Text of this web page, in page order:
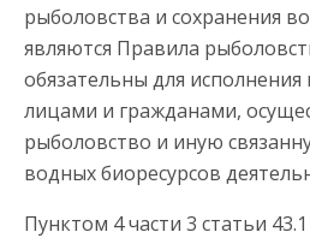
рыболовства и сохранения
являются Правила
обязательны для
лицами и гражданами,
рыболовство и иную
водных биоресурсов
Пунктом 4 части 3 статьи